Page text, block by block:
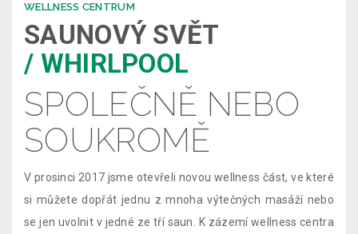
WELLNESS CENTRUM
SAUNOVÝ SVĚT
/ WHIRLPOOL
SPOLEČNĚ NEBO
SOUKROMĚ
V prosinci 2017 jsme otevřeli novou wellness část, ve které
si můžete dopřát jednu z mnoha výtečných masáží nebo
se jen uvolnit v jedné ze tří saun. K zázemí wellness centra